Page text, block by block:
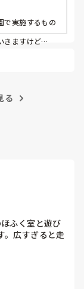
ー(ゼラチン)
せていて、後
がら1人でパ
なく、他にも
で実施するもの
きますけど
からクレーム
る
ふく室と遊び
。広すぎると走
てパーテーシ
れたり、つか
たりで危険で